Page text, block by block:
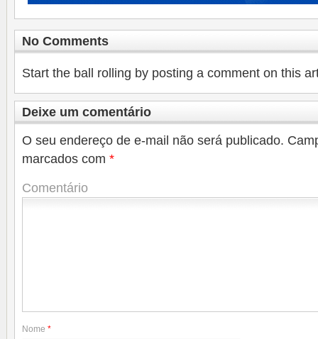
No Comments
Start the ball rolling by posting a comment on this
Deixe um comentário
O seu endereço de e-mail não será publicado.
marcados com *
Comentário
Nome *